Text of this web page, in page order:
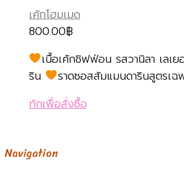
เค้กโฮมเมด
800.00฿
เนื้อเค้กชิฟฟ่อน รสวานิลา เลเ
ริน
ราดซอสส้มแมนดารินสูตรเฉ
ทักเพื่อสั่งซื้อ
Navigation